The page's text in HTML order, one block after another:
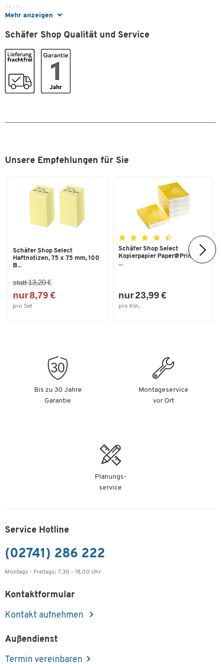
Mehr anzeigen
Maße
Schäfer Shop Qualität und Service
Unsere Empfehlungen für Sie
Schäfer Shop Select
Haftnotizen, 75 x 75 mm, 100
B...
statt 13,20 €
nur 8,79 €
pro Set
Schäfer Shop Select
Kopierpapier Paper@Print, DIN
...
nur 23,99 €
pro Ktn.
Bis zu 30 Jahre
Garantie
Montageservice
vor Ort
Planungs-
service
Service Hotline
(02741) 286 222
Montags - Freitags: 7.30 - 18.00 Uhr
Kontaktformular
Kontakt aufnehmen
Außendienst
Termin vereinbaren